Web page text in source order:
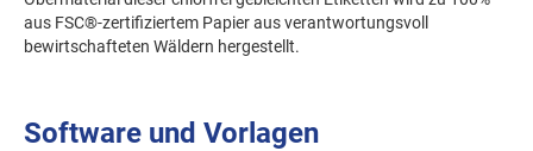
aus FSC®-zertifiziertem Papier aus verantwortungsvoll
bewirtschafteten Wäldern hergestellt.
Software und Vorlagen